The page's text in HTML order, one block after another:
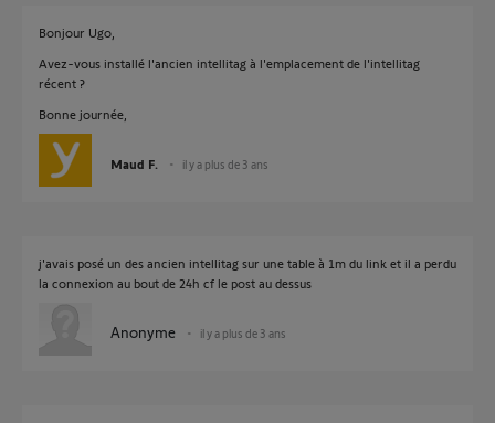
Bonjour Ugo,
Avez-vous installé l'ancien intellitag à l'emplacement de l'intellitag
récent ?
Bonne journée,
Maud F. il y a plus de 3 ans
j'avais posé un des ancien intellitag sur une table à 1m du link et il a perdu
la connexion au bout de 24h cf le post au dessus
Anonyme il y a plus de 3 ans